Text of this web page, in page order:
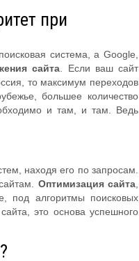
при
система, а Google,
сайта . Если ваш сайт
то максимум переходов
большее количество
и там, и там. Ведь
находя его по запросам.
Оптимизация сайта,
под алгоритмы поисковых
это основа успешного